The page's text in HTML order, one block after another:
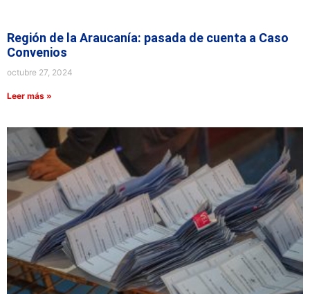
Región de la Araucanía: pasada de cuenta a Caso
Convenios
octubre 27, 2024
Leer más »